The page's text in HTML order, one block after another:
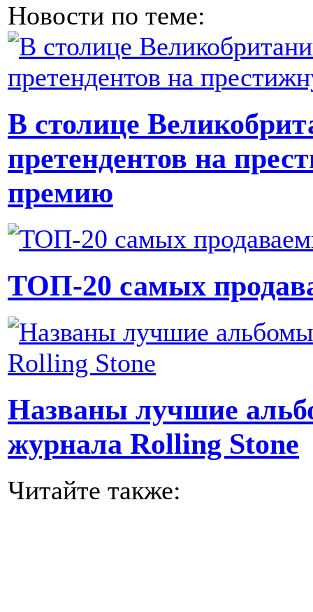
Новости по теме:
В столице
претендентов на
премию
ТОП-20 самых
Названы лучшие
журнала Rolling Stone
Читайте также: